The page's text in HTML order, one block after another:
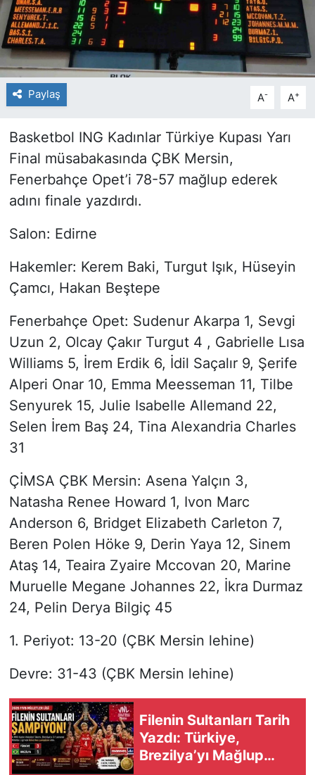
Paylaş A- A+
Basketbol ING Kadınlar Türkiye Kupası Yarı
Final müsabakasında ÇBK Mersin,
Fenerbahçe Opet’i 78-57 mağlup ederek
adını finale yazdırdı.
Salon: Edirne
Hakemler: Kerem Baki, Turgut Işık, Hüseyin
Çamcı, Hakan Beştepe
Fenerbahçe Opet: Sudenur Akarpa 1, Sevgi
Uzun 2, Olcay Çakır Turgut 4 , Gabrielle Lısa
Williams 5, İrem Erdik 6, İdil Saçalır 9, Şerife
Alperi Onar 10, Emma Meesseman 11, Tilbe
Senyurek 15, Julie Isabelle Allemand 22,
Selen İrem Baş 24, Tina Alexandria Charles
31
ÇİMSA ÇBK Mersin: Asena Yalçın 3,
Natasha Renee Howard 1, Ivon Marc
Anderson 6, Bridget Elizabeth Carleton 7,
Beren Polen Höke 9, Derin Yaya 12, Sinem
Ataş 14, Teaira Zyaire Mccovan 20, Marine
Muruelle Megane Johannes 22, İkra Durmaz
24, Pelin Derya Bilgiç 45
1. Periyot: 13-20 (ÇBK Mersin lehine)
Devre: 31-43 (ÇBK Mersin lehine)
Filenin Sultanları Tarih
Yazdı: Türkiye,
Brezilya’yı Mağlup